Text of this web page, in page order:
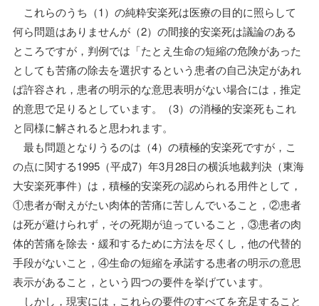
これらのうち（1）の純粋安楽死は医療の目的に照らして
何ら問題はありませんが（2）の間接的安楽死は議論のある
ところですが，判例では「たとえ生命の短縮の危険があった
としても苦痛の除去を選択するという患者の自己決定があれ
ば許容され，患者の明示的な意思表明がない場合には，推定
的意思で足りるとしています。（3）の消極的安楽死もこれ
と同様に解されると思われます。
最も問題となりうるのは（4）の積極的安楽死ですが，こ
の点に関する1995（平成7）年3月28日の横浜地裁判決（東海
大安楽死事件）は，積極的安楽死の認められる用件として，
①患者が耐えがたい肉体的苦痛に苦しんでいること，②患者
は死が避けられず，その死期が迫っていること，③患者の肉
体的苦痛を除去・緩和するために方法を尽くし，他の代替的
手段がないこと，④生命の短縮を承諾する患者の明示の意思
表示があること，という四つの要件を挙げています。
しかし，現実には，これらの要件のすべてを充足すること